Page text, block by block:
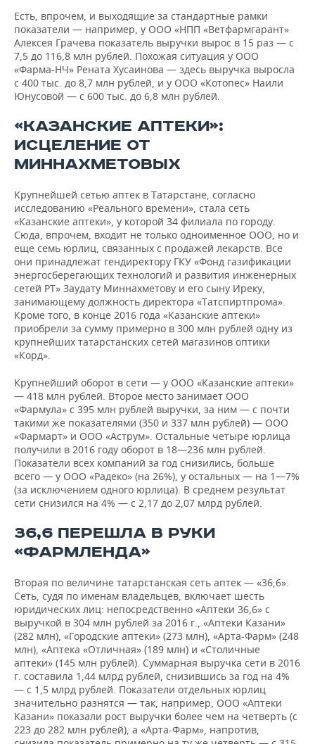
1
Ирек
Заудатович
(4,900 руб.,
49%)
АСТРУМ, ООО
Миннахметов
Заудат
Мидехатович
(5,100 руб.,
Миннахметов
Ирек
(4,900 руб.,
49%)
ГРИНТЕК, ООО
Миннахметов
Ирек
Заудатович
(10,000 руб.,
100%)
236 226
000
БУЛАТ ЛТД, ООО
Миннахметов
Заудат
51%)
Миннахметов
Ирек
Заудатович
(151,116 руб.,
49%)
160 331
СИТИФАРМ,
ООО
Миннахметов
Заудат
Мидехатович
51%)
Миннахметов
(4,900 руб.,
49%)
РАДЕКО, ООО
Миннахметов
Радик
Заудатович
(10,000 руб.,
100%)
17 946
Муров Олег
Радикович
(1,646,003.7
Есть, впрочем, и выходящие за стандартные рамки
показатели — например, у ООО «НПП «Ветфармгарант»
Алексея Грачева показатель выручки вырос в 15 раз — с
7,5 до 116,8 млн рублей. Похожая ситуация у ООО
«Фарма-НЧ» Рената Хусаинова — здесь выручка выросла
с 400 тыс. до 8,7 млн рублей, и у ООО «Котопес» Наили
Юнусовой — с 600 тыс. до 6,8 млн рублей.
«КАЗАНСКИЕ АПТЕКИ»:
ИСЦЕЛЕНИЕ ОТ
МИННАХМЕТОВЫХ
Крупнейшей сетью аптек в Татарстане, согласно
исследованию «Реального времени», стала сеть
«Казанские аптеки», у которой 34 филиала по городу.
Сюда, впрочем, входит не только одноименное ООО, но и
еще семь юрлиц, связанных с продажей лекарств. Все
они принадлежат гендиректору ГКУ «Фонд газификации
энергосберегающих технологий и развития инженерных
сетей РТ» Заудату Миннахметову и его сыну Иреку,
занимающему должность директора «Татспиртпрома».
Кроме того, в конце 2016 года «Казанские аптеки»
приобрели за сумму примерно в 300 млн рублей одну из
крупнейших татарстанских сетей магазинов оптики
«Корд».
Крупнейший оборот в сети — у ООО «Казанские аптеки»
— 418 млн рублей. Второе место занимает ООО
«Фармула» с 395 млн рублей выручки, за ним — с почти
такими же показателями (350 и 337 млн рублей) — ООО
«Фармарт» и ООО «Аструм». Остальные четыре юрлица
получили в 2016 году оборот в 18—236 млн рублей.
Показатели всех компаний за год снизились, больше
всего — у ООО «Радеко» (на 26%), у остальных — на 1—7%
(за исключением одного юрлица). В среднем результат
сети снизился на 4% — с 2,17 до 2,07 млрд рублей.
36,6 ПЕРЕШЛА В РУКИ
«ФАРМЛЕНДА»
Вторая по величине татарстанская сеть аптек — «36,6».
Сеть, судя по именам владельцев, включает шесть
юридических лиц: непосредственно «Аптеки 36,6» с
выручкой в 304 млн рублей за 2016 г., «Аптеки Казани»
(282 млн), «Городские аптеки» (273 млн), «Арта-Фарм» (248
млн), «Аптека «Отличная» (189 млн) и «Столичные
аптеки» (145 млн рублей). Суммарная выручка сети в 2016
г. составила 1,44 млрд рублей, снизившись за год на 4%
— с 1,5 млрд рублей. Показатели отдельных юрлиц
значительно разнятся — так, например, ООО «Аптеки
Казани» показали рост выручки более чем на четверть (с
223 до 282 млн рублей), а «Арта-Фарм», напротив,